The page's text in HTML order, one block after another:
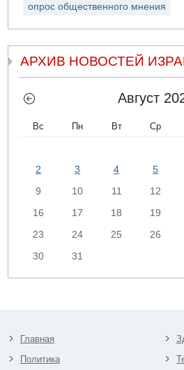
опрос общественного мнения
АРХИВ НОВОСТЕЙ
Август
Вс Пн Вт Ср
2
3 4 5
9
10 11 12
16
17 18 19
23
24 25 26
30
31
Главная
Политика